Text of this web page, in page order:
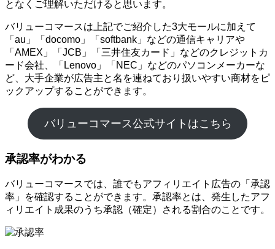
となくご理解いただけると思います。
バリューコマースは上記でご紹介した3大モールに加えて
「au」「docomo」「softbank」などの通信キャリアや
「AMEX」「JCB」「三井住友カード」などのクレジットカ
ード会社、「Lenovo」「NEC」などのパソコンメーカーな
ど、大手企業が広告主と名を連ねており扱いやすい商材をピ
ックアップすることができます。
バリューコマース公式サイトはこちら
承認率がわかる
バリューコマースでは、誰でもアフィリエイト広告の「承認
率」を確認することができます。承認率とは、発生したアフ
ィリエイト成果のうち承認（確定）される割合のことです。